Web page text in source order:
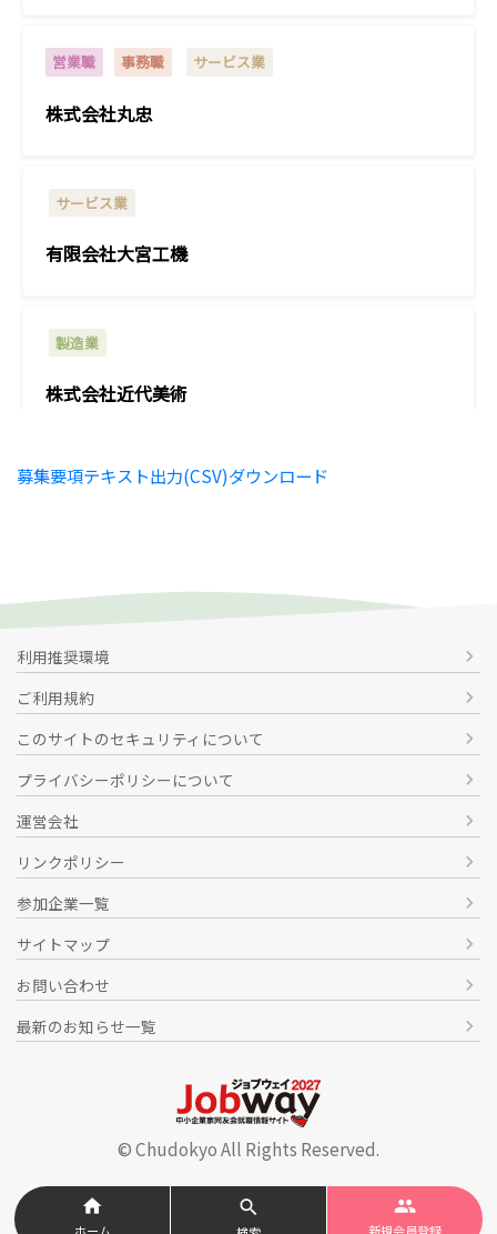
営業職 事務職 サービス業
株式会社丸忠
サービス業
有限会社大宮工機
製造業
株式会社近代美術
その他
製造業
株式会社赤マルソウ
株式会社開邦工業
情報関連業
株式会社システック沖縄
サービス業 農林水産業
イカリ消毒沖縄株式会社
情報関連業
募集要項テキスト出力(CSV)ダウンロード
利用推奨環境
chevron_right
ご利用規約
chevron_right
このサイトのセキュリティについて
chevron_right
プライバシーポリシーについて
chevron_right
運営会社
chevron_right
リンクポリシー
chevron_right
参加企業一覧
chevron_right
サイトマップ
chevron_right
お問い合わせ
chevron_right
最新のお知らせ一覧
chevron_right
© Chudokyo All Rights Reserved.
home search people